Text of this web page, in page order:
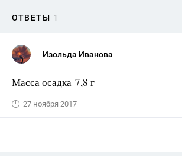
ОТВЕТЫ 1
Изольда Иванова
Масса осадка 7,8 г
27 ноября 2017